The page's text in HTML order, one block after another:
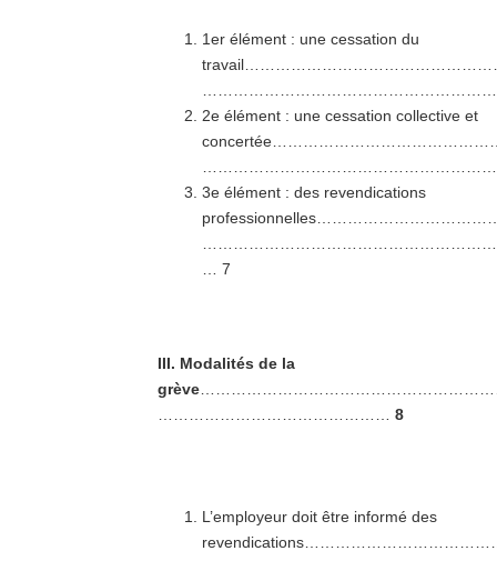
1er élément : une cessation du
2e élément : une cessation collective et
3e élément : des revendications
… 7
III. Modalités de la
grève
8
L’employeur doit être informé des